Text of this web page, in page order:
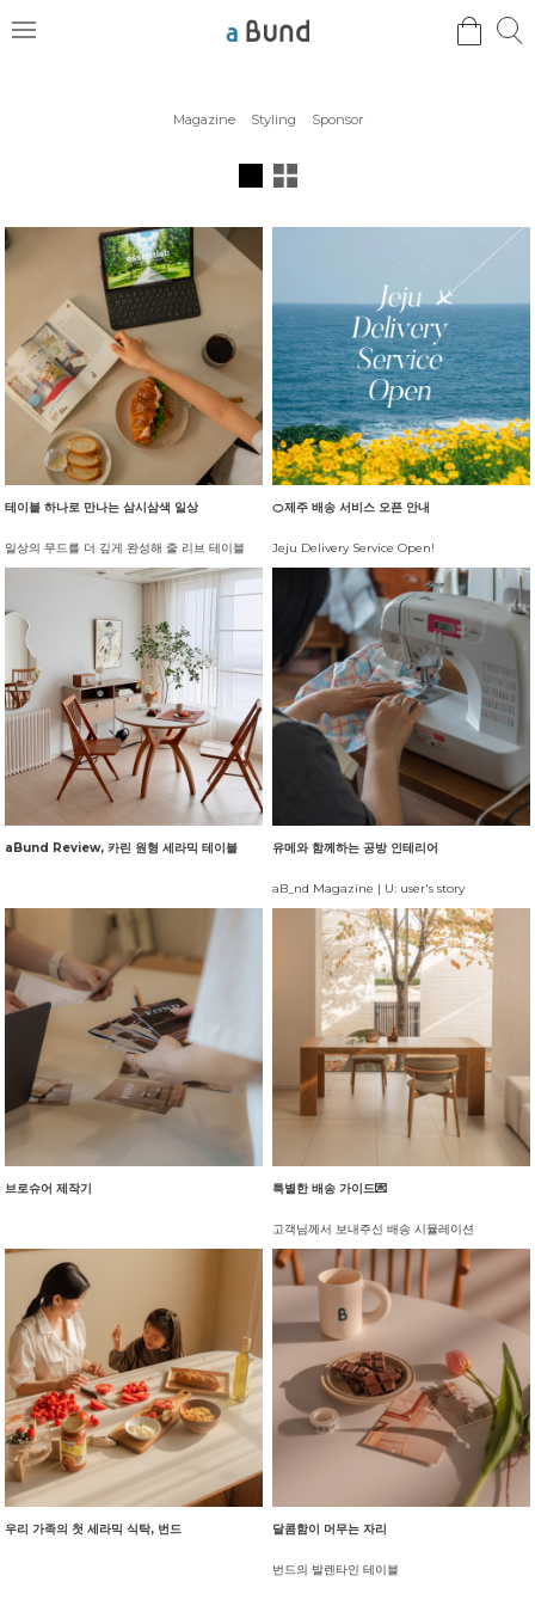
메
검
Magazine Styling Sponsor
테이블 하나로 만나는 삼시삼색 일상
일상의 무드를 더 깊게 완성해 줄 리브 테이블
🍊제주 배송 서비스 오픈 안내
Jeju Delivery Service Open!
aBund Review, 카린 원형 세라믹 테이블 유메와 함께하는 공방 인테리어
aB_nd Magazine | U: user's story
브로슈어 제작기 특별한 배송 가이드💌
고객님께서 보내주신 배송 시뮬레이션
우리 가족의 첫 세라믹 식탁, 번드 달콤함이 머무는 자리
번드의 발렌타인 테이블